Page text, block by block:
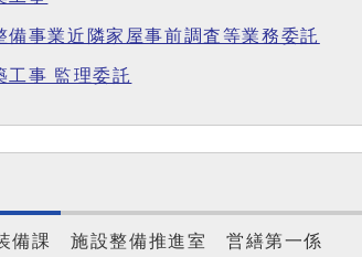
事業近隣家屋事前調査等業務委託
工事 監理委託
備課 施設整備推進室 営繕第一係